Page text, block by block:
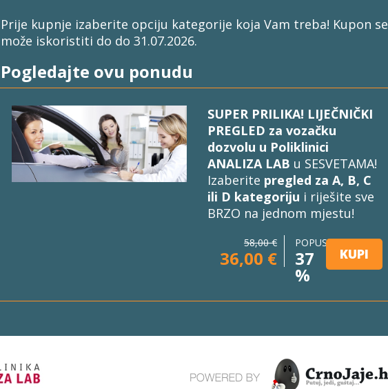
Prije kupnje izaberite opciju kategorije koja Vam treba! Kupon se
može iskoristiti do do 31.07.2026.
Pogledajte ovu ponudu
SUPER PRILIKA! LIJEČNIČKI
PREGLED za vozačku
dozvolu u Poliklinici
ANALIZA LAB u SESVETAMA!
Izaberite pregled za A, B, C
ili D kategoriju i riješite sve
BRZO na jednom mjestu!
58,00 €
36,00 €
POPUST
37
%
KUPI